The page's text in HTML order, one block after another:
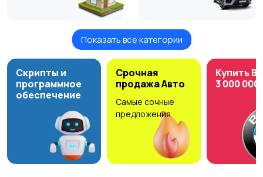
Электроника
Мода и стиль Детские товары
Показать все категории
Скрипты и
программное
обеспечение
Срочная
продажа Авто
Самые сочные
предложения
Купить
3 000 000